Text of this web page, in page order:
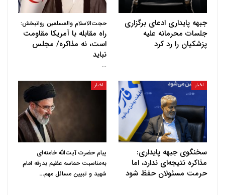
جبهه پایداری ادعای برگزاری
جلسات محرمانه علیه
پزشکیان را رد کرد
حجت‌الاسلام والمسلمین روانبخش:
راه مقابله با آمریکا مقاومت
است، نه مذاکره/ مجلس
نباید
…
اخبار
سخنگوی جبهه پایداری:
مذاکره نتیجه‌ای ندارد، اما
حرمت مسئولان حفظ شود
اخبار
پیام حضرت آیت‌الله خامنه‌ای
به‌مناسبت حماسه عظیم بدرقه امام
شهید و تبیین مسائل مهم…